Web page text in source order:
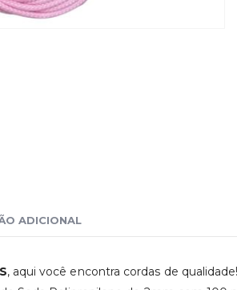
ADICIONAL
, aqui você encontra cordas de qualidade!